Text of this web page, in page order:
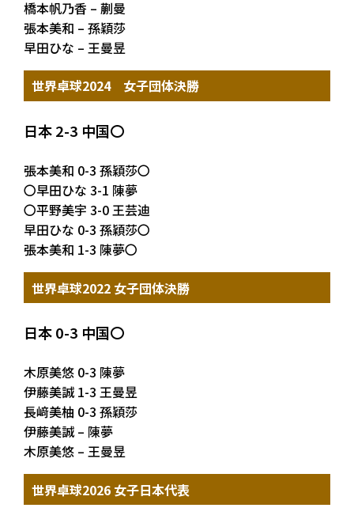
橋本帆乃香 – 蒯曼
張本美和 – 孫穎莎
早田ひな – 王曼昱
世界卓球2024 女子団体決勝
日本 2-3 中国〇
張本美和 0-3 孫穎莎〇
〇早田ひな 3-1 陳夢
〇平野美宇 3-0 王芸迪
早田ひな 0-3 孫穎莎〇
張本美和 1-3 陳夢〇
世界卓球2022 女子団体決勝
日本 0-3 中国〇
木原美悠 0-3 陳夢
伊藤美誠 1-3 王曼昱
長﨑美柚 0-3 孫穎莎
伊藤美誠 – 陳夢
木原美悠 – 王曼昱
世界卓球2026 女子日本代表